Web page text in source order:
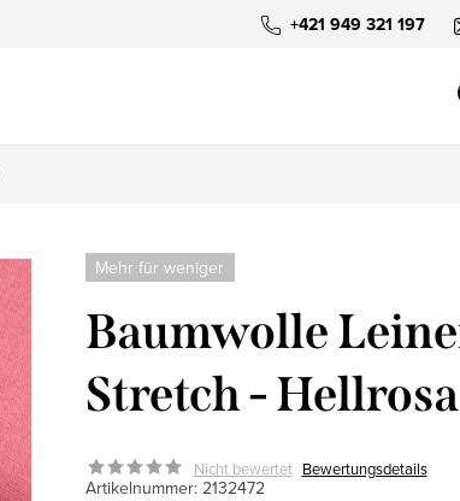
+421 949 321 197
Mehr für weniger
Baumwolle
Stretch - Hellrosa
Nicht bewertet Bewertungsdetails
Artikelnummer: 2132472